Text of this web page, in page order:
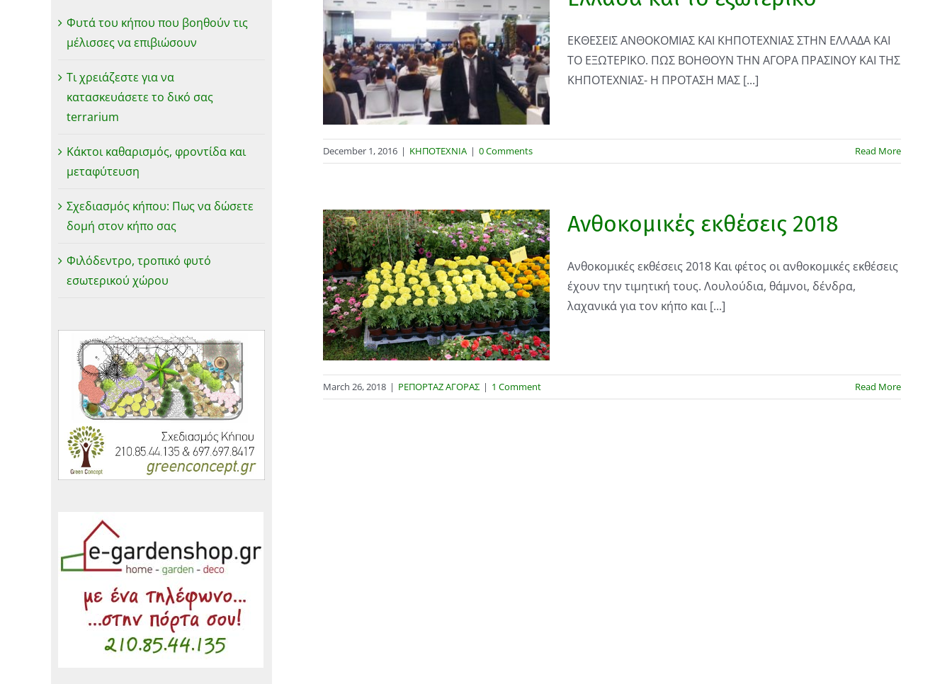
ΕΚΘΕΣΕΙΣ ΑΝΘΟΚΟΜΙΑΣ ΚΑΙ ΚΗΠΟΤΕΧΝΙΑΣ ΣΤΗΝ ΕΛΛΑΔΑ ΚΑΙ
ΤΟ ΕΞΩΤΕΡΙΚΟ. ΠΩΣ ΒΟΗΘΟΥΝ ΤΗΝ ΑΓΟΡΑ ΠΡΑΣΙΝΟΥ ΚΑΙ ΤΗΣ
ΚΗΠΟΤΕΧΝΙΑΣ- Η ΠΡΟΤΑΣΗ ΜΑΣ [...]
December 1, 2016 | ΚΗΠΟΤΕΧΝΙΑ | 0 Comments Read More
Ανθοκομικές εκθέσεις 2018
Ανθοκομικές εκθέσεις 2018 Και φέτος οι ανθοκομικές εκθέσεις
έχουν την τιμητική τους. Λουλούδια, θάμνοι, δένδρα,
λαχανικά για τον κήπο και [...]
March 26, 2018 | ΡΕΠΟΡΤΑΖ ΑΓΟΡΑΣ | 1 Comment Read More
Φυτά του κήπου που βοηθούν τις
μέλισσες να επιβιώσουν
Τι χρειάζεστε για να
κατασκευάσετε το δικό σας
terrarium
Κάκτοι καθαρισμός, φροντίδα και
μεταφύτευση
Σχεδιασμός κήπου: Πως να δώσετε
δομή στον κήπο σας
Φιλόδεντρο, τροπικό φυτό
εσωτερικού χώρου